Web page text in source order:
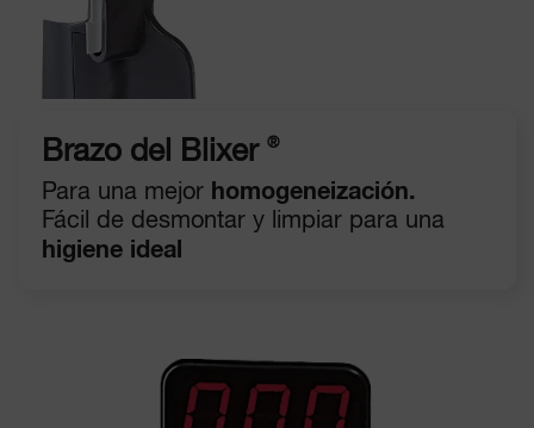
Brazo del Blixer ®
Para una mejor homogeneización.
Fácil de desmontar y limpiar para una
higiene ideal